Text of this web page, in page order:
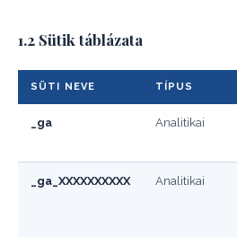
1.2 Sütik táblázata
SÜTI NEVE TÍPUS
_ga Analitikai
_ga_XXXXXXXXXX Analitikai